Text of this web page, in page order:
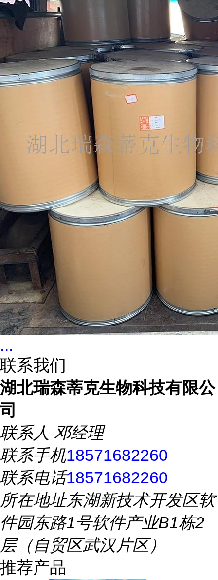
...
联系我们
湖北瑞森蒂克生物科技有限公
司
联系人 邓经理
联系手机18571682260
联系电话18571682260
所在地址东湖新技术开发区软
件园东路1号软件产业B1栋2
层（自贸区武汉片区）
推荐产品